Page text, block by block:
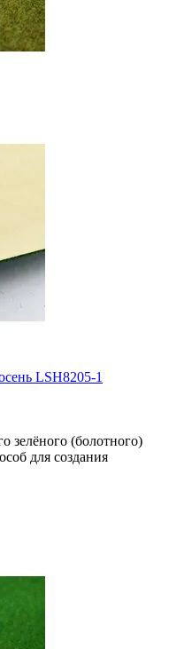
LSH8205-1
зелёного (болотного)
для создания